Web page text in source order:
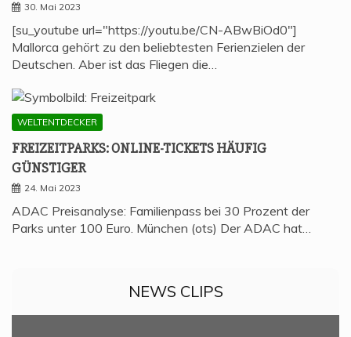
30. Mai 2023
[su_youtube url="https://youtu.be/CN-ABwBiOd0"]
Mallorca gehört zu den beliebtesten Ferienzielen der
Deutschen. Aber ist das Fliegen die…
WELTENTDECKER
FREI­ZEIT­PARKS: ONLINE-TICKETS HÄU­FIG
GÜNSTIGER
24. Mai 2023
ADAC Preisanalyse: Familienpass bei 30 Prozent der
Parks unter 100 Euro. München (ots) Der ADAC hat…
NEWS CLIPS